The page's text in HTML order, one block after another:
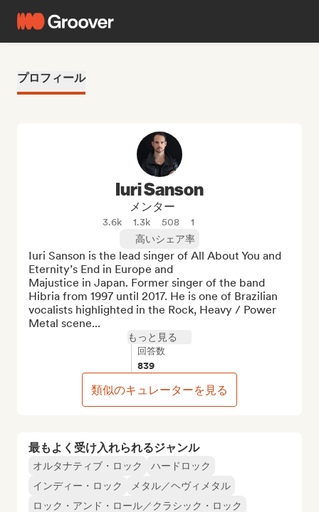
プロフィール
最もよく受け入れられるジャンル
オルタナティブ・ロック
ハードロック
インディー・ロック
メタル／ヘヴィメタル
ロック・アンド・ロール／クラシック・ロック
Iuri Sanson
メンター
3.6k 1.3k 508
1
高いシェア率
Iuri Sanson is the lead singer of All About You and
Eternity’s End in Europe and
Majustice in Japan. Former singer of the band
Hibria from 1997 until 2017. He is one of Brazilian
vocalists highlighted in the Rock, Heavy / Power
Metal scene...
もっと見る
回答数
839
類似のキュレーターを見る